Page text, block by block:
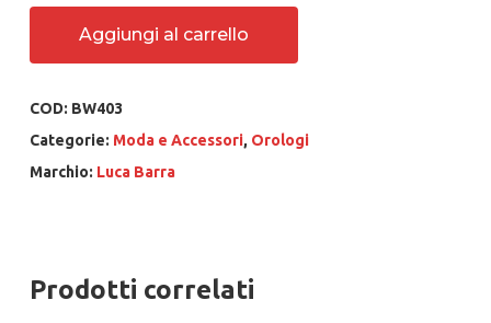
Aggiungi al carrello
COD: BW403
Categorie: Moda e Accessori, Orologi
Marchio: Luca Barra
Prodotti correlati